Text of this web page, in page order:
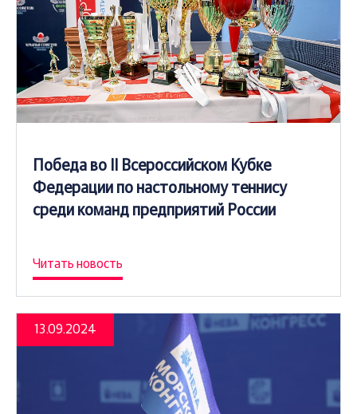
Победа во II Всероссийском Кубке
Федерации по настольному теннису
среди команд предприятий России
Читать новость
13.09.2024